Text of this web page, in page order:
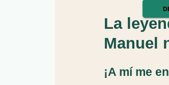
La
Manuel
¡A mí me